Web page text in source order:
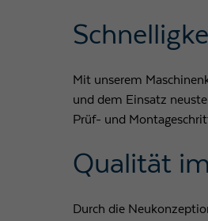
Mit unserem
und dem Einsatz
Prüf- und
Qualität
Durch die